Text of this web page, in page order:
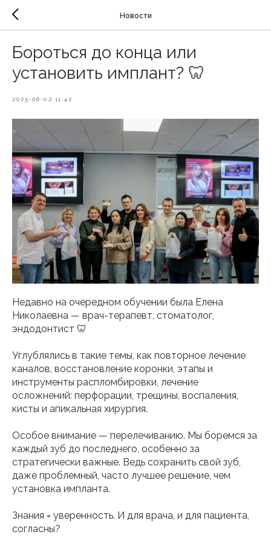
Новости
Бороться до конца или
установить имплант? 🦷
2025-06-02 11:42
Недавно на очередном обучении была Елена
Николаевна — врач-терапевт, стоматолог,
эндодонтист 🦷
Углублялись в такие темы, как повторное лечение
каналов, восстановление коронки, этапы и
инструменты распломбировки, лечение
осложнений: перфорации, трещины, воспаления,
кисты и апикальная хирургия.
Особое внимание — перелечиванию. Мы боремся за
каждый зуб до последнего, особенно за
стратегически важные. Ведь сохранить свой зуб,
даже проблемный, часто лучшее решение, чем
установка импланта.
Знания = уверенность. И для врача, и для пациента,
согласны?